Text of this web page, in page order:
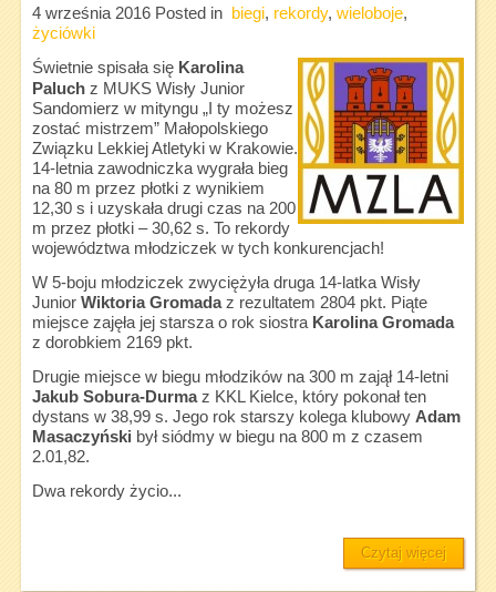
4 września 2016Posted in biegi, rekordy, wieloboje,
życiówki
Świetnie spisała się Karolina
Paluchz MUKS Wisły Junior
Sandomierz w mityngu „I ty możesz
zostać mistrzem” Małopolskiego
Związku Lekkiej Atletyki w Krakowie.
14-letnia zawodniczka wygrała bieg
na 80 m przez płotki z wynikiem
12,30 s i uzyskała drugi czas na 200
m przez płotki – 30,62 s. To rekordy
województwa młodziczek w tych konkurencjach!
W 5-boju młodziczek zwyciężyła druga 14-latka Wisły
Junior Wiktoria Gromadaz rezultatem 2804 pkt. Piąte
miejsce zajęła jej starsza o rok siostra Karolina Gromada
z dorobkiem 2169 pkt.
Drugie miejsce w biegu młodzików na 300 m zajął 14-letni
Jakub Sobura-Durmaz KKL Kielce, który pokonał ten
dystans w 38,99 s. Jego rok starszy kolega klubowy Adam
Masaczyński był siódmy w biegu na 800 m z czasem
2.01,82.
Dwa rekordy życio...
Czytaj więcej